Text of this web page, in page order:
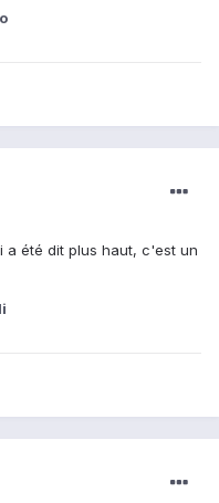
a été dit plus haut, c'est un